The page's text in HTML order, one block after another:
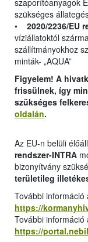
szaporítóanyagok
szükséges
• 2020/2236/EU
víziállatoktól
szállítmányokhoz
minták- „AQUA”
Figyelem! A
frissülnek, így
szükséges
oldalán.
Az EU-n belüli
rendszer-INTRA
bizonyítvány
területileg
További információ
https://
További információ
https://